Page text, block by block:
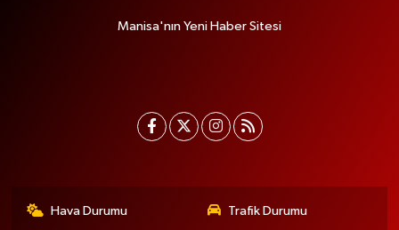
Manisa'nın Yeni Haber Sitesi
Hava Durumu Trafik Durumu